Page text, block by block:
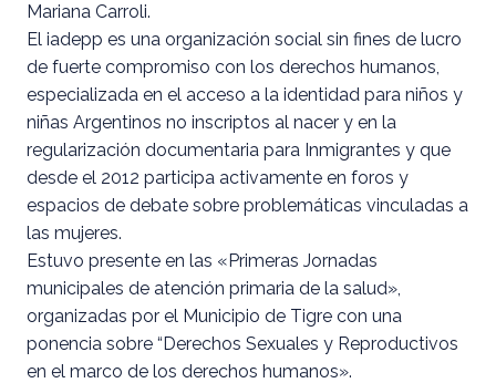
Mariana Carroli.
El iadepp es una organización social sin fines de lucro
de fuerte compromiso con los derechos humanos,
especializada en el acceso a la identidad para niños y
niñas Argentinos no inscriptos al nacer y en la
regularización documentaria para Inmigrantes y que
desde el 2012 participa activamente en foros y
espacios de debate sobre problemáticas vinculadas a
las mujeres.
Estuvo presente en las «Primeras Jornadas
municipales de atención primaria de la salud»,
organizadas por el Municipio de Tigre con una
ponencia sobre “Derechos Sexuales y Reproductivos
en el marco de los derechos humanos».